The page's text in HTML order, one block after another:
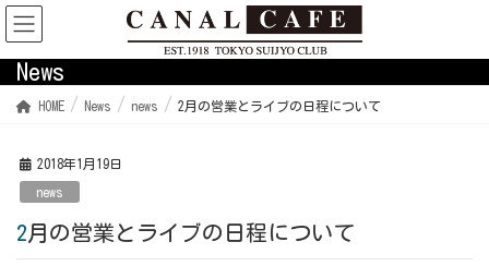
News
HOME News news 2月の営業とライブの日程について
2018年1月19日
news
2月の営業とライブの日程について